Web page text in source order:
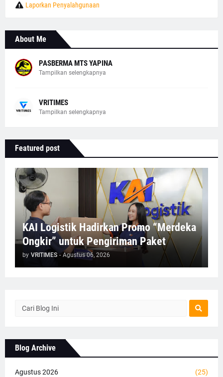
Laporkan Penyalahgunaan
About Me
PASBERMA MTS YAPINA
Tampilkan selengkapnya
VRITIMES
Tampilkan selengkapnya
Featured post
KAI Logistik Hadirkan Promo “Merdeka
Ongkir” untuk Pengiriman Paket
by VRITIMES - Agustus 06, 2026
Blog Archive
Agustus 2026 (25)